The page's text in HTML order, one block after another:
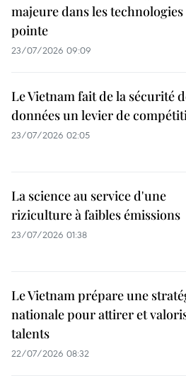
majeure dans les technologies
pointe
23/07/2026 09:09
Le Vietnam fait de la sécurité
données un levier de
23/07/2026 02:05
La science au service d'une
riziculture à faibles émissions
23/07/2026 01:38
Le Vietnam prépare une
nationale pour attirer et
talents
22/07/2026 08:32